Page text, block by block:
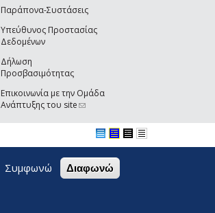
Παράπονα-Συστάσεις
Υπεύθυνος Προστασίας
Δεδομένων
Δήλωση
Προσβασιμότητας
Επικοινωνία με την Ομάδα
Ανάπτυξης του site(link sends e-mail)
Συμφωνώ Διαφωνώ